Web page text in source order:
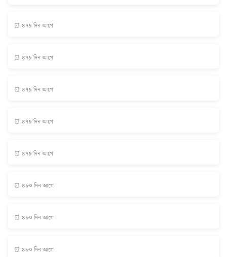
⏰ ৪৭৯ দিন আগে
⏰ ৪৭৯ দিন আগে
⏰ ৪৭৯ দিন আগে
⏰ ৪৭৯ দিন আগে
⏰ ৪৭৯ দিন আগে
⏰ ৪৮০ দিন আগে
⏰ ৪৮০ দিন আগে
⏰ ৪৮০ দিন আগে